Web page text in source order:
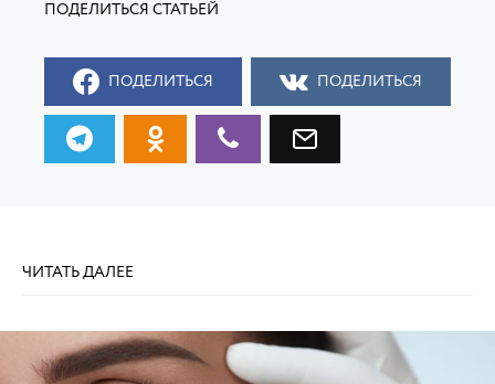
ПОДЕЛИТЬСЯ ПОДЕЛИТЬСЯ
ЧИТАТЬ ДАЛЕЕ